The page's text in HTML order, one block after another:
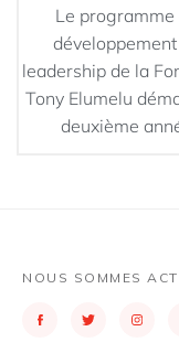
Le programme
leadership de la
Tony Elumelu
deuxième
NOUS SOMMES